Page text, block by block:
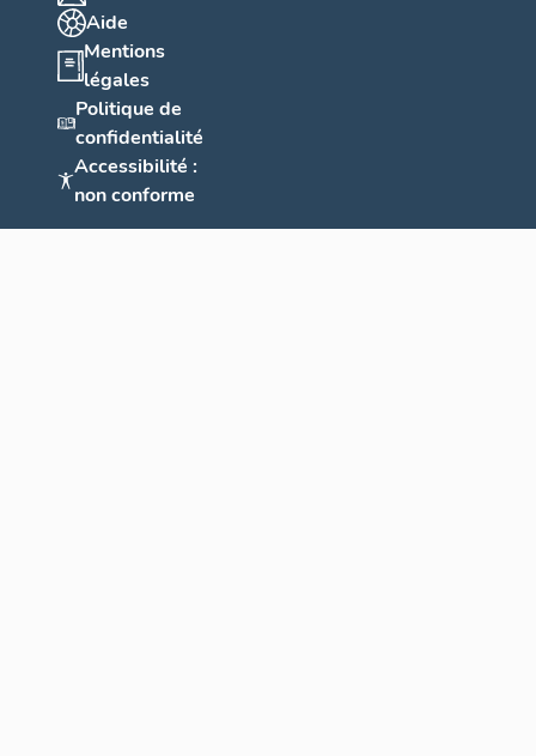
Aide
Mentions
légales
Politique de
confidentialité
Accessibilité :
non conforme